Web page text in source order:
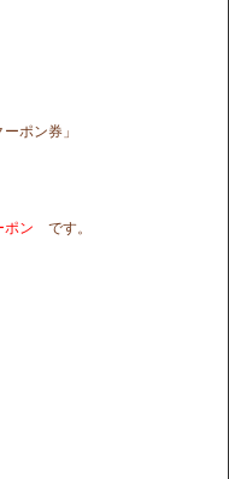
ポン券」
ン です。